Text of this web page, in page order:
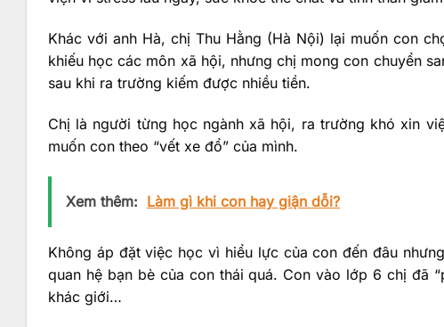
Khác với anh Hà, chị Thu Hằng (Hà Nội) lại muốn con
khiếu học các môn xã hội, nhưng chị mong con chuyển
sau khi ra trường kiếm được nhiều tiền.
Chị là người từng học ngành xã hội, ra trường khó xin
muốn con theo “vết xe đổ” của mình.
Xem thêm: Làm gì khi con hay giận dỗi?
Không áp đặt việc học vì hiểu lực của con đến đâu
quan hệ bạn bè của con thái quá. Con vào lớp 6 chị đã
khác giới…